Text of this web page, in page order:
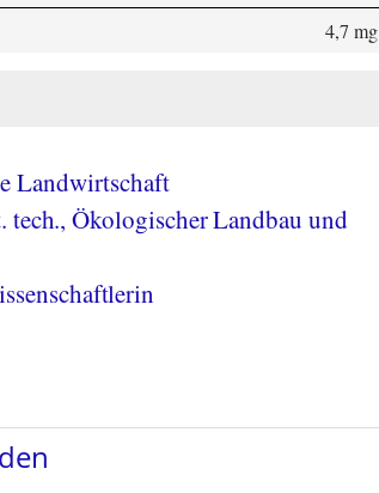
4,7 mg
Landwirtschaft
Ökologischer Landbau und